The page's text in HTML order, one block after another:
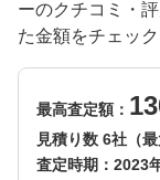
ーのクチコミ・
た金額をチェック
最高査定額：
見積り数 6社（最
査定時期： 2023